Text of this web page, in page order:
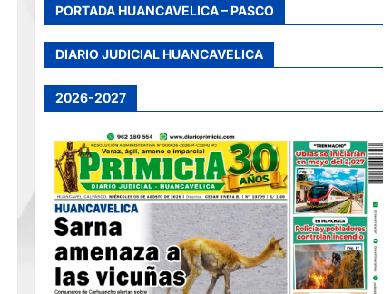
PORTADA HUANCAVELICA – PASCO
DIARIO JUDICIAL HUANCAVELICA
2026-2027